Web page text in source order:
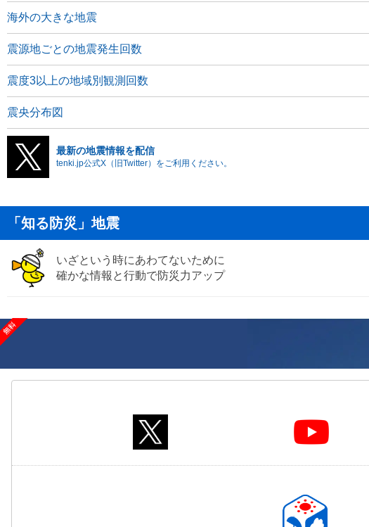
海外の大きな地震
震源地ごとの地震発生回数
震度3以上の地域別観測回数
震央分布図
最新の地震情報を配信
tenki.jp公式X（旧Twitter）をご利用ください。
「知る防災」地震
いざという時にあわてないために
確かな情報と行動で防災力アップ